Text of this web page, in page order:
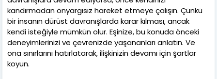
kandırmadan önyargısız hareket etmeye çalışın. Çünkü
bir insanın dürüst davranışlarda karar kılması, ancak
kendi isteğiyle mümkün olur. Eşinize, bu konuda önceki
deneyimlerinizi ve çevrenizde yaşananları anlatın. Ve
ona sınırlarını hatırlatarak, ilişkinizin devamı için şartlar
koyun.